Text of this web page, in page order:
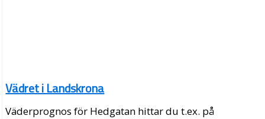
Vädret i Landskrona
Väderprognos för Hedgatan hittar du t.ex. på